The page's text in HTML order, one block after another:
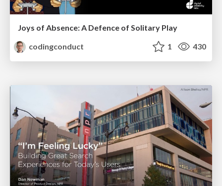
Joys of Absence: A Defence of Solitary Play
codingconduct
1 430